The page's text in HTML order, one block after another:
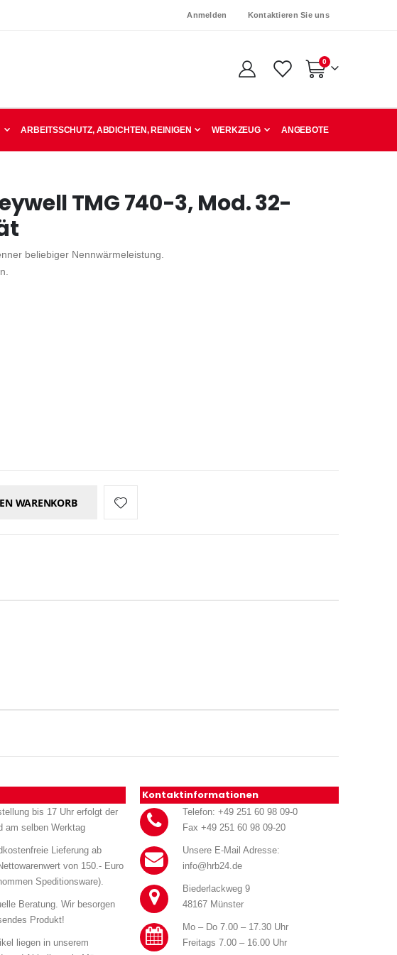
Anmelden Kontaktieren Sie uns
Warenkorb
0Artikel
ARBEITSSCHUTZ, ABDICHTEN, REINIGEN WERKZEUG ANGEBOTE
TMG 740-3, Mod. 32-
beliebiger Nennwärmeleistung.
WARENKORB
bis 17 Uhr erfolgt der
am selben Werktag
Lieferung ab
von 150.- Euro
Speditionsware).
Beratung. Wir besorgen
Produkt!
liegen in unserem
Kontaktinformationen
Telefon: +49 251 60 98 09-0
Fax +49 251 60 98 09-20
Unsere E-Mail Adresse:
info@hrb24.de
Biederlackweg 9
48167 Münster
Mo – Do 7.00 – 17.30 Uhr
Freitags 7.00 – 16.00 Uhr